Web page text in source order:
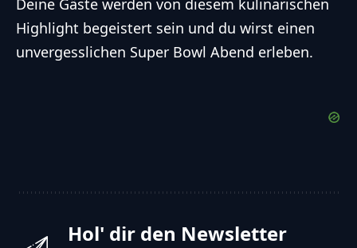
Deine Gäste werden von diesem kulinarischen
Highlight begeistert sein und du wirst einen
unvergesslichen Super Bowl Abend erleben.
Hol' dir den Newsletter